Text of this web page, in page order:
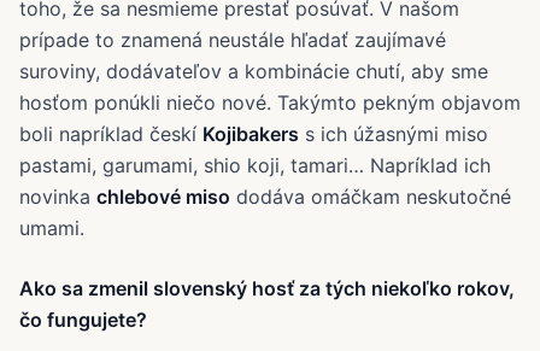
toho, že sa nesmieme prestať posúvať. V našom
prípade to znamená neustále hľadať zaujímavé
suroviny, dodávateľov a kombinácie chutí, aby sme
hosťom ponúkli niečo nové. Takýmto pekným objavom
boli napríklad českí Kojibakers s ich úžasnými miso
pastami, garumami, shio koji, tamari… Napríklad ich
novinka chlebové miso dodáva omáčkam neskutočné
umami.
Ako sa zmenil slovenský hosť za tých niekoľko rokov,
čo fungujete?